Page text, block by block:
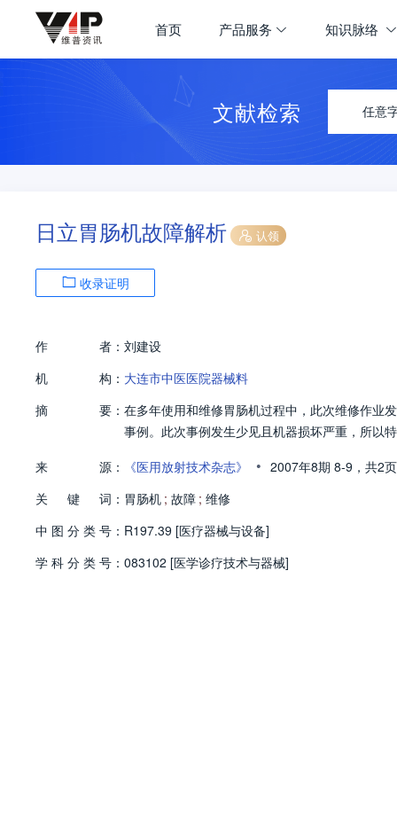
首页 产品服务 知识脉络
文献检索 任意
日立胃肠机故障解析 认领
收录证明
作 者： 刘建设
机
构： 大连市中医医院器械料
摘
要： 在多年使用和维修胃肠机过程中，此次维修作业
事例。此次事例发生少见且机器损坏严重，所以
来
源： 《医用放射技术杂志》 • 2007年8期 8-9， 共2页
关
键 词： 胃肠机 ; 故障 ; 维修
中 图 分 类 号： R197.39 [医疗器械与设备]
学 科 分 类 号： 083102 [医学诊疗技术与器械]